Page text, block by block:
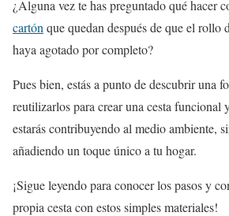
¿Alguna vez te has preguntado qué hacer
cartón que quedan después de que el rollo
haya agotado por completo?
Pues bien, estás a punto de descubrir una
reutilizarlos para crear una cesta funcional
estarás contribuyendo al medio ambiente,
añadiendo un toque único a tu hogar.
¡Sigue leyendo para conocer los pasos y
propia cesta con estos simples materiales!